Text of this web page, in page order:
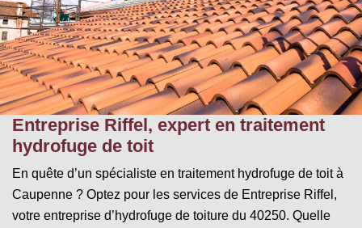
Entreprise Riffel, expert en traitement
hydrofuge de toit
En quête d’un spécialiste en traitement hydrofuge de toit à
Caupenne ? Optez pour les services de Entreprise Riffel,
votre entreprise d’hydrofuge de toiture du 40250. Quelle